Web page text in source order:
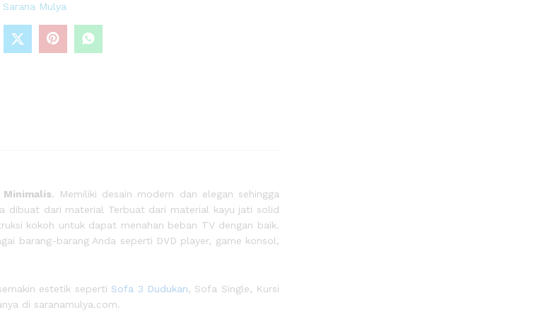
Sarana Mulya
. Memiliki desain modern dan elegan sehingga
dibuat dari material Terbuat dari material kayu jati solid
kokoh untuk dapat menahan beban TV dengan baik.
barang-barang Anda seperti DVD player, game konsol,
estetik seperti Sofa 3 Dudukan, Sofa Single, Kursi
di saranamulya.com.